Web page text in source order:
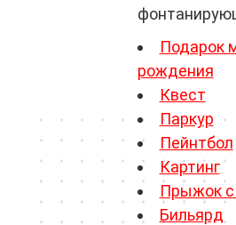
Подарок
рождения
Квест
Паркур
Пейнтбол
Картинг
Прыжок
Бильярд